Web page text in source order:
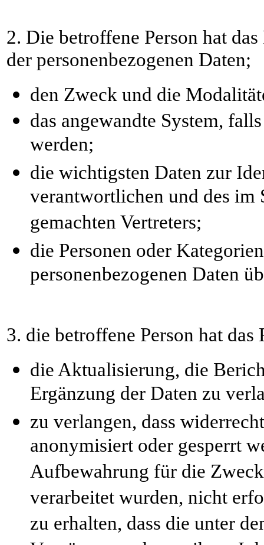
2. Die betroffene Person hat
der personenbezogenen Daten;
den Zweck und die
das angewandte System,
werden;
die wichtigsten Daten zur
verantwortlichen und des
gemachten Vertreters;
die Personen oder
personenbezogenen Daten
3. die betroffene Person hat das
die Aktualisierung, die
Ergänzung der Daten zu
zu verlangen, dass
anonymisiert oder gesperrt
Aufbewahrung für die
verarbeitet wurden, nicht
zu erhalten, dass die unter